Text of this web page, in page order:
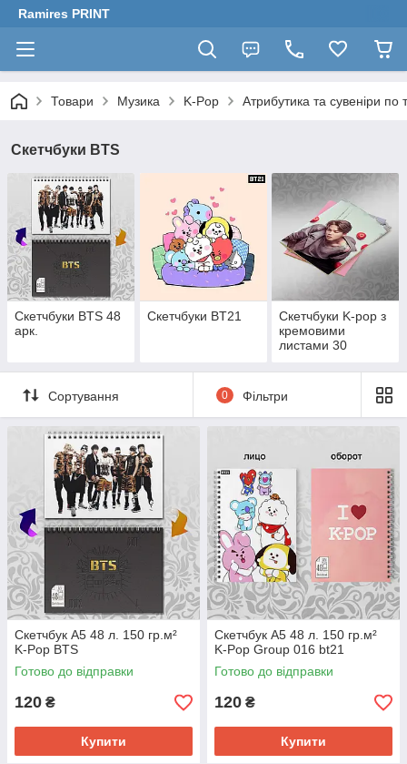
Ramires PRINT
Товари Музика K-Pop Атрибутика та сувеніри по
Скетчбуки BTS
Скетчбуки BTS 48
арк.
Скетчбуки BT21
Скетчбуки K-pop з
кремовими
листами 30
Сортування 0 Фільтри
Скетчбук А5 48 л. 150 гр.м²
K-Pop BTS
Готово до відправки
120 ₴
Купити
Скетчбук А5 48 л. 150 гр.м²
K-Pop Group 016 bt21
Готово до відправки
120 ₴
Купити